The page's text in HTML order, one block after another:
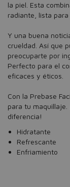
la piel. Esta
radiante, lista
Y una buena
crueldad. Así que
preocuparte por
Perfecto para el
eficaces y éticos.
Con la Prebase
para tu maquillaje.
diferencia!
Hidratante
Refrescante
Enfriamiento